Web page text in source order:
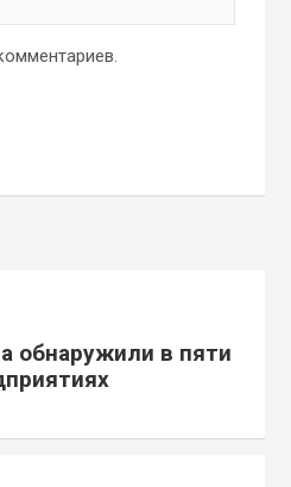
обнаружили в пяти